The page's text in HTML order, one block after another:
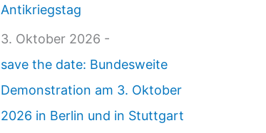
6
.
0
5
:
Antikriegstag
3. Oktober 2026 -
save the date: Bundesweite
Demonstration am 3. Oktober
2026 in Berlin und in Stuttgart